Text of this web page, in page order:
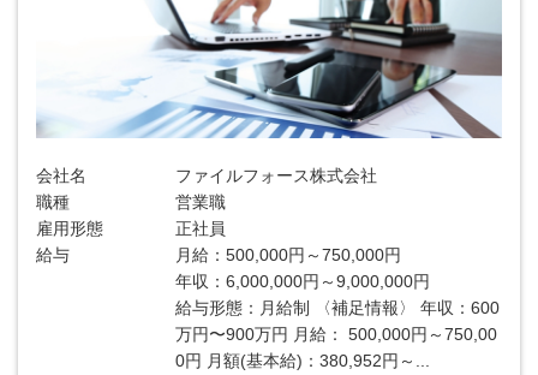
会社名
ファイルフォース株式会社
職種
営業職
雇用形態
正社員
給与
月給：500,000円～750,000円
年収：6,000,000円～9,000,000円
給与形態：月給制 〈補足情報〉 年収：600
万円〜900万円 月給： 500,000円～750,00
0円 月額(基本給)：380,952円～...